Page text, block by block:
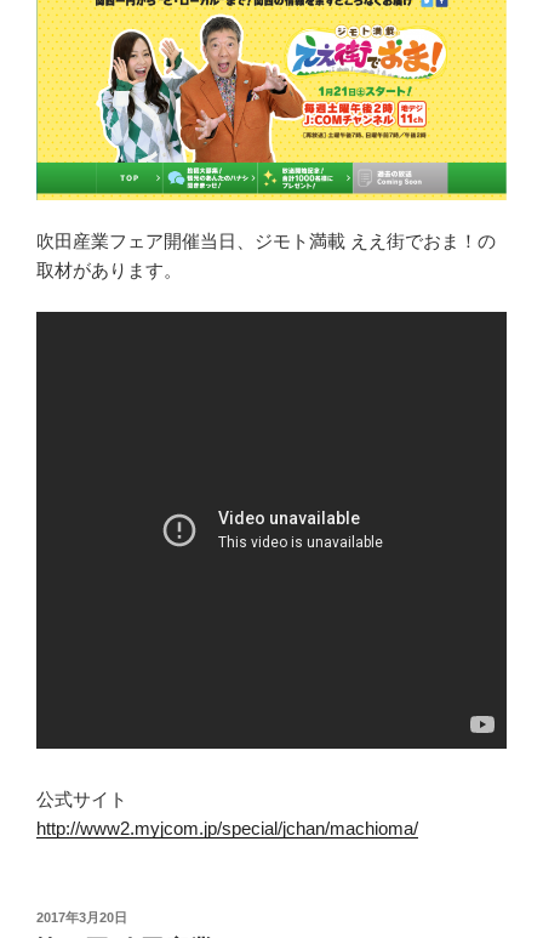
吹田産業フェア開催当日、ジモト満載 ええ街でおま！の
取材があります。
公式サイト
http://www2.myjcom.jp/special/jchan/machioma/
投
2017年3月20日